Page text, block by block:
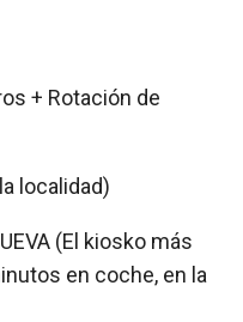
+ Rotación de
localidad)
(El kiosko más
en coche, en la